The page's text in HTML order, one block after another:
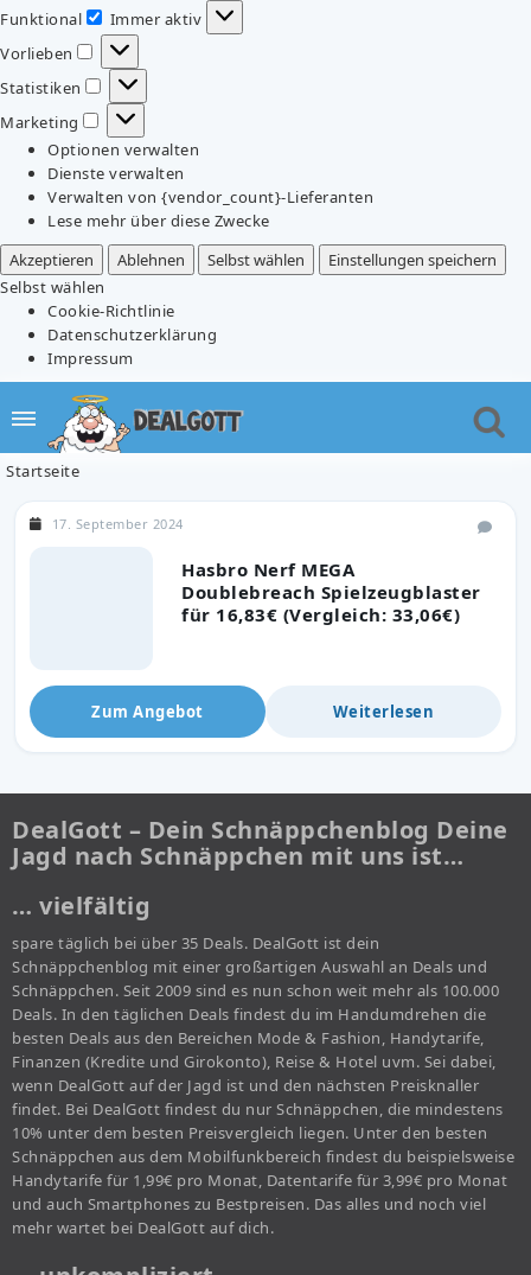
Funktional
Funktional
Immer aktiv
Vorlieben
Vorlieben
Statistiken
Statistiken
Marketing
Marketing
Optionen verwalten
Dienste verwalten
Verwalten von {vendor_count}-Lieferanten
Lese mehr über diese Zwecke
Akzeptieren
Ablehnen Selbst wählen
Einstellungen speichern
Selbst wählen
Cookie-Richtlinie
Datenschutzerklärung
Impressum
Startseite
Hasbro Nerf MEGA
Doublebreach Spielzeugblaster
für 16,83€ (Vergleich: 33,06€)
17. September 2024
Zum Angebot Weiterlesen
DealGott – Dein Schnäppchenblog Deine
Jagd nach Schnäppchen mit uns ist…
… vielfältig
spare täglich bei über 35 Deals. DealGott ist dein
Schnäppchenblog mit einer großartigen Auswahl an Deals und
Schnäppchen. Seit 2009 sind es nun schon weit mehr als 100.000
Deals. In den täglichen Deals findest du im Handumdrehen die
besten Deals aus den Bereichen Mode & Fashion, Handytarife,
Finanzen (Kredite und Girokonto), Reise & Hotel uvm. Sei dabei,
wenn DealGott auf der Jagd ist und den nächsten Preisknaller
findet. Bei DealGott findest du nur Schnäppchen, die mindestens
10% unter dem besten Preisvergleich liegen. Unter den besten
Schnäppchen aus dem Mobilfunkbereich findest du beispielsweise
Handytarife für 1,99€ pro Monat, Datentarife für 3,99€ pro Monat
und auch Smartphones zu Bestpreisen. Das alles und noch viel
mehr wartet bei DealGott auf dich.